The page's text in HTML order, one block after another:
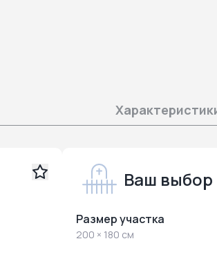
Ваш выбор
Размер участка
200 × 180 см